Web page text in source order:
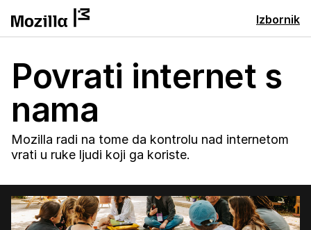
Izbornik
Povrati internet s
nama
Mozilla radi na tome da kontrolu nad internetom
vrati u ruke ljudi koji ga koriste.